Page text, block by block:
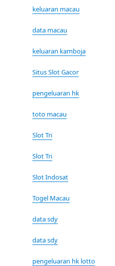
keluaran macau
data macau
keluaran kamboja
Situs Slot Gacor
pengeluaran hk
toto macau
Slot Tri
Slot Tri
Slot Indosat
Togel Macau
data sdy
data sdy
pengeluaran hk lotto